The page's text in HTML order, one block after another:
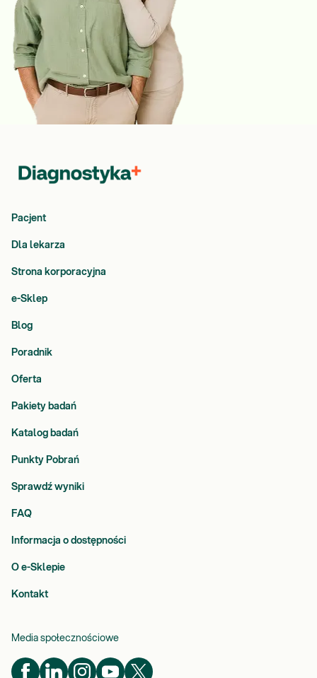
Pacjent
Dla lekarza
Strona korporacyjna
e-Sklep
Blog
Poradnik
Oferta
Pakiety badań
Katalog badań
Punkty Pobrań
Sprawdź wyniki
FAQ
Informacja o dostępności
O e-Sklepie
Kontakt
Media społecznościowe